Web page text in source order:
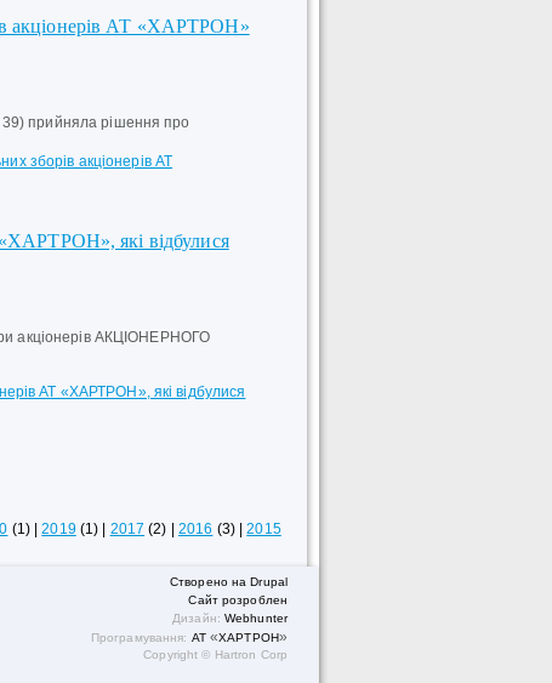
акціонерів АТ «ХАРТРОН»
прийняла рішення про
зборів акціонерів АТ
«ХАРТРОН», які відбулися
акціонерів АКЦІОНЕРНОГО
АТ «ХАРТРОН», які відбулися
(1) |2019(1) 2017 (2) 2016 (3) |2015
Створено на Drupal
Сайт розроблен
Дизайн: Webhunter
Програмування: АТ «ХАРТРОН»
Copyright © Hartron Corp